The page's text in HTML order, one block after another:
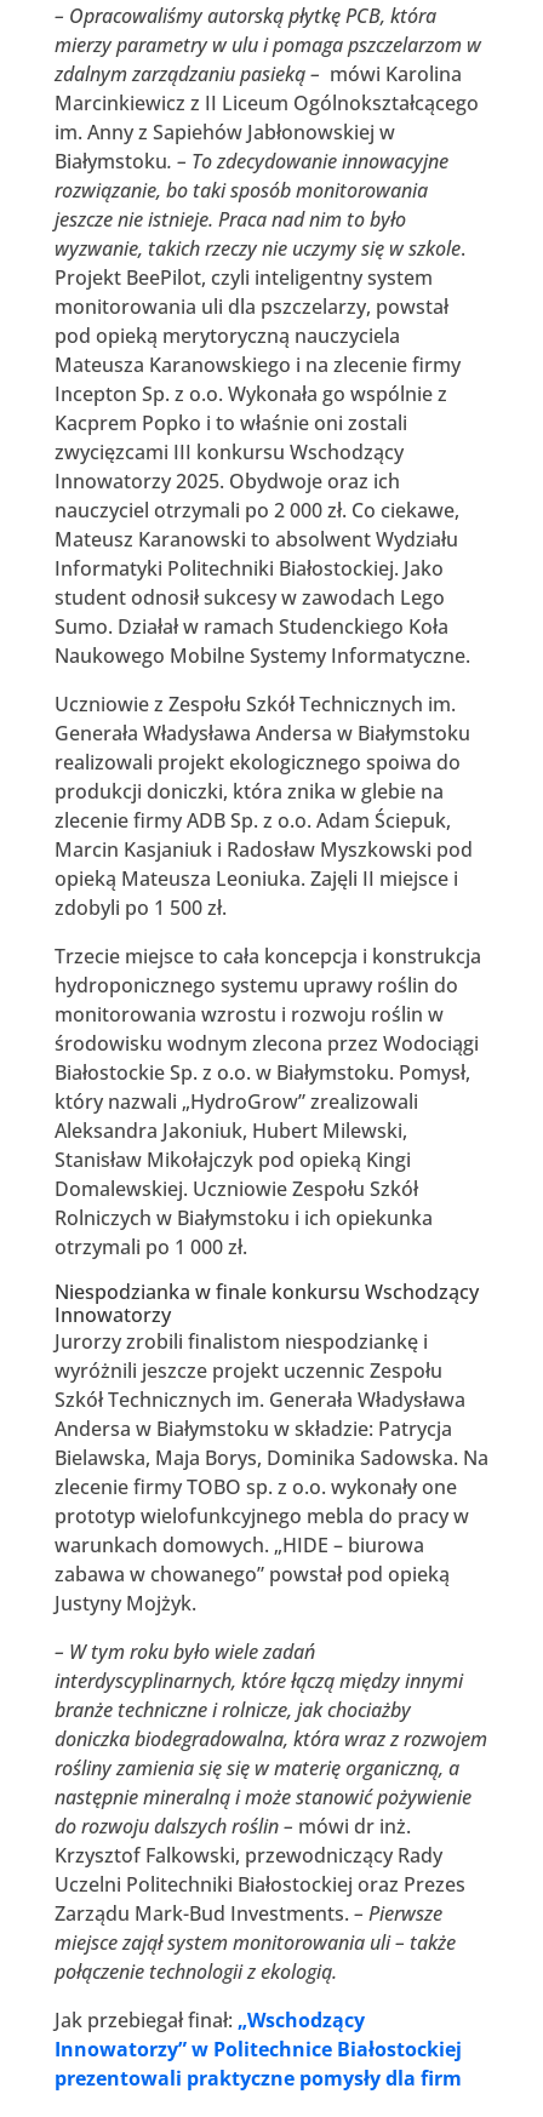
– Opracowaliśmy autorską płytkę PCB, która
mierzy parametry w ulu i pomaga pszczelarzom w
zdalnym zarządzaniu pasieką – mówi Karolina
Marcinkiewicz z II Liceum Ogólnokształcącego
im. Anny z Sapiehów Jabłonowskiej w
Białymstoku. – To zdecydowanie innowacyjne
rozwiązanie, bo taki sposób monitorowania
jeszcze nie istnieje. Praca nad nim to było
wyzwanie, takich rzeczy nie uczymy się w szkole.
Projekt BeePilot, czyli inteligentny system
monitorowania uli dla pszczelarzy, powstał
pod opieką merytoryczną nauczyciela
Mateusza Karanowskiego i na zlecenie firmy
Incepton Sp. z o.o. Wykonała go wspólnie z
Kacprem Popko i to właśnie oni zostali
zwycięzcami III konkursu Wschodzący
Innowatorzy 2025. Obydwoje oraz ich
nauczyciel otrzymali po 2 000 zł. Co ciekawe,
Mateusz Karanowski to absolwent Wydziału
Informatyki Politechniki Białostockiej. Jako
student odnosił sukcesy w zawodach Lego
Sumo. Działał w ramach Studenckiego Koła
Naukowego Mobilne Systemy Informatyczne.
Uczniowie z Zespołu Szkół Technicznych im.
Generała Władysława Andersa w Białymstoku
realizowali projekt ekologicznego spoiwa do
produkcji doniczki, która znika w glebie na
zlecenie firmy ADB Sp. z o.o. Adam Ściepuk,
Marcin Kasjaniuk i Radosław Myszkowski pod
opieką Mateusza Leoniuka. Zajęli II miejsce i
zdobyli po 1 500 zł.
Trzecie miejsce to cała koncepcja i konstrukcja
hydroponicznego systemu uprawy roślin do
monitorowania wzrostu i rozwoju roślin w
środowisku wodnym zlecona przez Wodociągi
Białostockie Sp. z o.o. w Białymstoku. Pomysł,
który nazwali „HydroGrow” zrealizowali
Aleksandra Jakoniuk, Hubert Milewski,
Stanisław Mikołajczyk pod opieką Kingi
Domalewskiej. Uczniowie Zespołu Szkół
Rolniczych w Białymstoku i ich opiekunka
otrzymali po 1 000 zł.
Niespodzianka w finale konkursu Wschodzący
Innowatorzy
Jurorzy zrobili finalistom niespodziankę i
wyróżnili jeszcze projekt uczennic Zespołu
Szkół Technicznych im. Generała Władysława
Andersa w Białymstoku w składzie: Patrycja
Bielawska, Maja Borys, Dominika Sadowska. Na
zlecenie firmy TOBO sp. z o.o. wykonały one
prototyp wielofunkcyjnego mebla do pracy w
warunkach domowych. „HIDE – biurowa
zabawa w chowanego” powstał pod opieką
Justyny Mojżyk.
– W tym roku było wiele zadań
interdyscyplinarnych, które łączą między innymi
branże techniczne i rolnicze, jak chociażby
doniczka biodegradowalna, która wraz z rozwojem
rośliny zamienia się się w materię organiczną, a
następnie mineralną i może stanowić pożywienie
do rozwoju dalszych roślin – mówi dr inż.
Krzysztof Falkowski, przewodniczący Rady
Uczelni Politechniki Białostockiej oraz Prezes
Zarządu Mark-Bud Investments. – Pierwsze
miejsce zajął system monitorowania uli – także
połączenie technologii z ekologią.
Jak przebiegał finał: „Wschodzący
Innowatorzy” w Politechnice Białostockiej
prezentowali praktyczne pomysły dla firm